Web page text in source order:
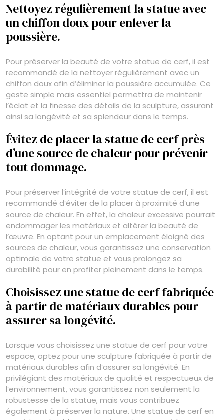
Nettoyez régulièrement la statue avec
un chiffon doux pour enlever la
poussière.
Pour préserver la beauté de votre statue de cerf, il est
recommandé de la nettoyer régulièrement avec un
chiffon doux afin d’éliminer la poussière accumulée. Ce
geste simple mais essentiel permettra de maintenir
l’éclat et la finesse des détails de la sculpture, assurant
ainsi sa longévité et sa splendeur dans le temps.
Évitez de placer la statue de cerf près
d’une source de chaleur pour prévenir
tout dommage.
Pour préserver l’intégrité de votre statue de cerf, il est
recommandé d’éviter de la placer à proximité d’une
source de chaleur. En effet, la chaleur excessive pourrait
endommager les matériaux et altérer la beauté de
l’œuvre. En optant pour un emplacement éloigné des
sources de chaleur, vous garantissez une conservation
optimale de votre statue et vous prolongez sa
durabilité pour en profiter pleinement dans le temps.
Choisissez une statue de cerf fabriquée
à partir de matériaux durables pour
assurer sa longévité.
Lorsque vous choisissez une statue de cerf pour votre
espace, optez pour une sculpture fabriquée à partir de
matériaux durables afin d’assurer sa longévité. En
privilégiant des matériaux de qualité et respectueux de
l’environnement, vous garantissez non seulement la
robustesse de la statue, mais vous contribuez
également à préserver la nature. Une statue de cerf en